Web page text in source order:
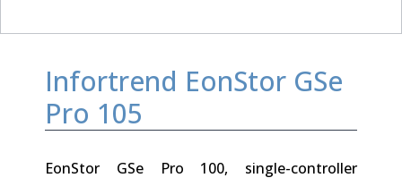
Infortrend EonStor GSe
Pro 105
EonStor GSe Pro 100, single-controller